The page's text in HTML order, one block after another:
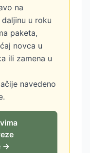
na
u roku
paketa,
novca u
ili zamena u
navedeno
→